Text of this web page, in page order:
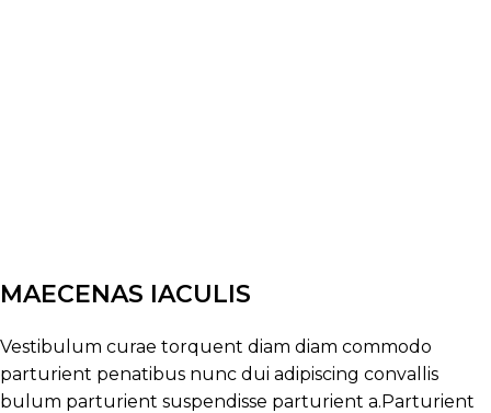
MAECENAS IACULIS
Vestibulum curae torquent diam diam commodo
parturient penatibus nunc dui adipiscing convallis
bulum parturient suspendisse parturient a.Parturient